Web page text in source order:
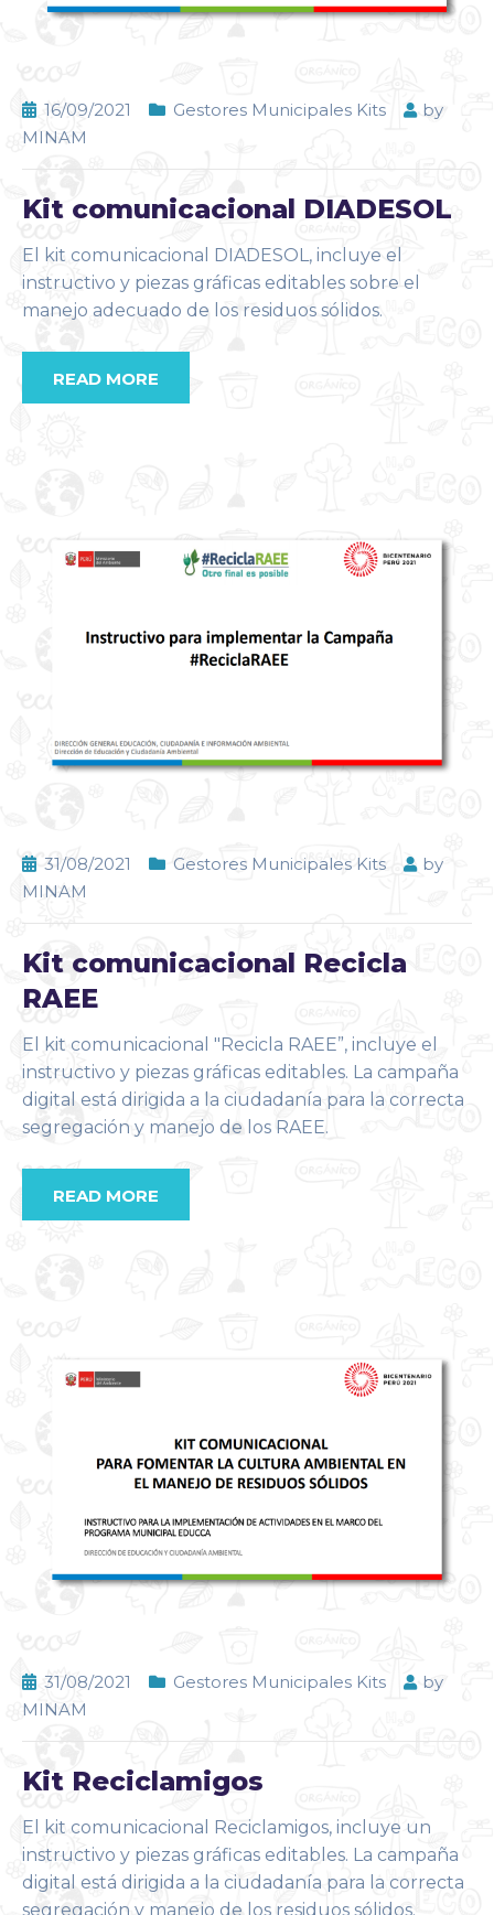
16/09/2021 Gestores Municipales Kits
by
MINAM
Kit comunicacional DIADESOL
El kit comunicacional DIADESOL, incluye el
instructivo y piezas gráficas editables sobre el
manejo adecuado de los residuos sólidos.
READ MORE
31/08/2021 Gestores Municipales Kits
by
MINAM
Kit comunicacional Recicla
RAEE
El kit comunicacional "Recicla RAEE”, incluye el
instructivo y piezas gráficas editables. La campaña
digital está dirigida a la ciudadanía para la correcta
segregación y manejo de los RAEE.
READ MORE
31/08/2021 Gestores Municipales Kits
by
MINAM
Kit Reciclamigos
El kit comunicacional Reciclamigos, incluye un
instructivo y piezas gráficas editables. La campaña
digital está dirigida a la ciudadanía para la correcta
segregación y manejo de los residuos sólidos.